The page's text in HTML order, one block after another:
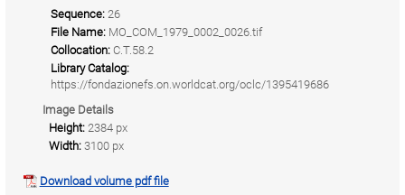
Sequence: 26
File Name: MO_COM_1979_0002_0026.tif
Collocation: C.T.58.2
Library Catalog:
https://fondazionefs.on.worldcat.org/oclc/1395419686
Image Details
Height: 2384 px
Width: 3100 px
Download volume pdf file